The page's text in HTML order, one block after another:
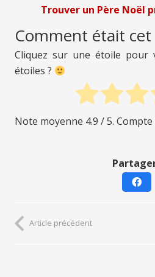
Trouver un Père Noël
Comment était cet
Cliquez sur une étoile pour
étoiles ?
Note moyenne 4.9 / 5. Compte
Article précédent